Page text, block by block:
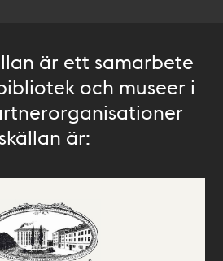
är ett samarbete
och museer i
är: